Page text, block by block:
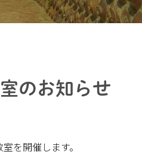
のお知らせ
を開催します。